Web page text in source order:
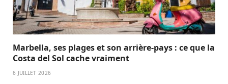
Marbella, ses plages et son arrière-pays : ce que la
Costa del Sol cache vraiment
6 JUILLET 2026